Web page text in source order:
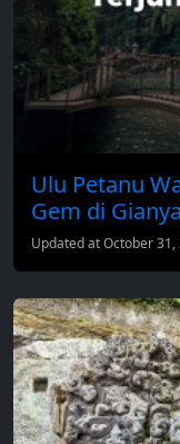
Ulu Petanu
Gem di
Updated at October 31,